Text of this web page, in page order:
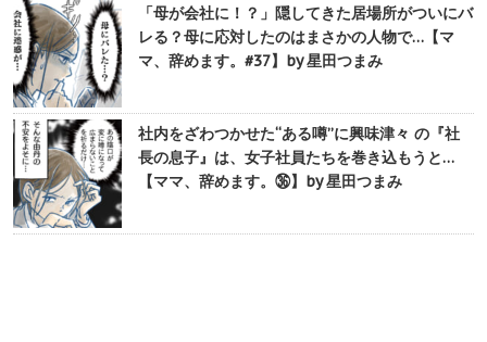
「母が会社に！？」隠してきた居場所がついにバ
レる？母に応対したのはまさかの人物で…【マ
マ、辞めます。#37】by 星田つまみ
社内をざわつかせた“ある噂”に興味津々 の『社
長の息子』は、女子社員たちを巻き込もうと…
【ママ、辞めます。㊱】by 星田つまみ